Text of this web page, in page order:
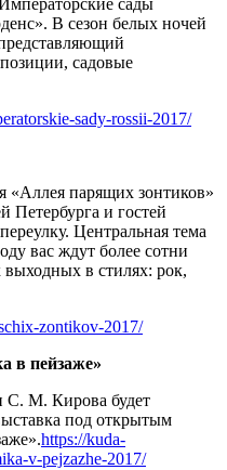
сады
В сезон белых ночей
садовые
sady-rossii-2017/
парящих зонтиков»
Петербурга и гостей
Центральная тема
вас ждут более сотни
выходных в стилях: рок,
zontikov-2017/
в пейзаже»
М. Кирова будет
под открытым
https://kuda-
v-pejzazhe-2017/